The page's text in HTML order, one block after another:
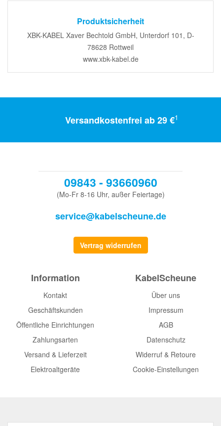
Produktsicherheit
XBK-KABEL Xaver Bechtold GmbH, Unterdorf 101, D-
78628 Rottweil
www.xbk-kabel.de
Versandkostenfrei ab 29 €1
09843 - 93660960
(Mo-Fr 8-16 Uhr, außer Feiertage)
service@kabelscheune.de
Vertrag widerrufen
Information
Kontakt
Geschäftskunden
Öffentliche Einrichtungen
Zahlungsarten
Versand & Lieferzeit
Elektroaltgeräte
KabelScheune
Über uns
Impressum
AGB
Datenschutz
Widerruf & Retoure
Cookie-Einstellungen